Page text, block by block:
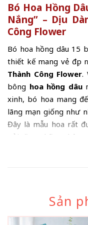
Bó Hoa Hồng
Nắng” – Dịu
Công Flower
Bó hoa hồng dâu 15
thiết kế mang vẻ đẹp
Thành Công Flower.
bông hoa hồng dâu
xinh, bó hoa mang
lãng mạn giống như
Đây là mẫu hoa rất
gửi tặng những
chọn, mỗi bông đều
màu hồng dâu ngọt
dâu tượng trưng cho
dàng và những cảm
Sản